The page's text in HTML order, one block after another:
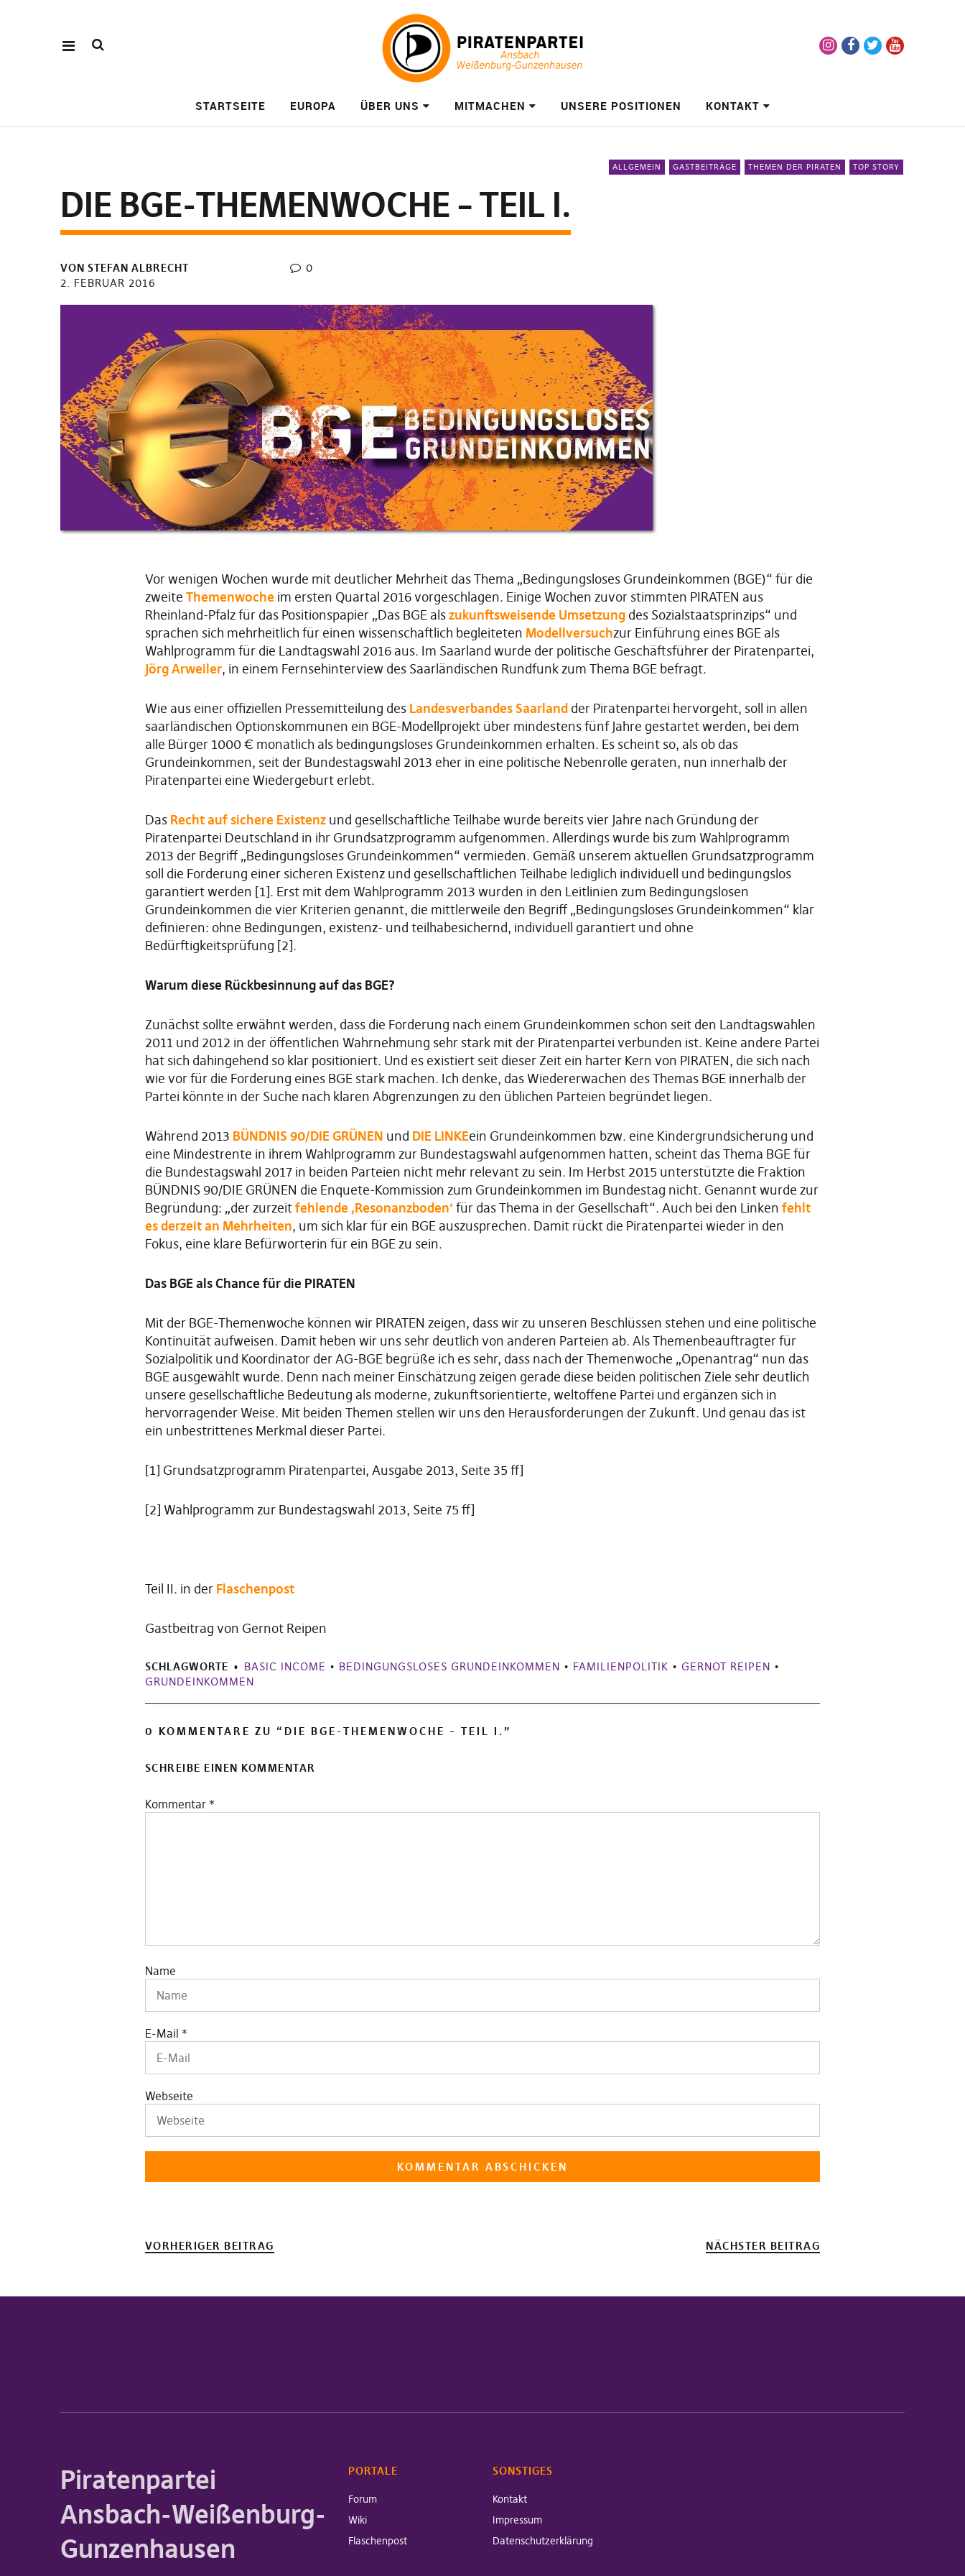
STARTSEITE EUROPA ÜBER UNS MITMACHEN UNSERE POSITIONEN KONTAKT
ALLGEMEIN GASTBEITRÄGE THEMEN DER PIRATEN TOP STORY
DIE BGE-THEMENWOCHE – TEIL I.
VON STEFAN ALBRECHT
2. FEBRUAR 2016
0
Vor wenigen Wochen wurde mit deutlicher Mehrheit das Thema „Bedingungsloses Grundeinkommen (BGE)“ für die
zweite Themenwocheim ersten Quartal 2016 vorgeschlagen. Einige Wochen zuvor stimmten PIRATEN aus
Rheinland-Pfalz für das Positionspapier „Das BGE alszukunftsweisende Umsetzungdes Sozialstaatsprinzips“ und
sprachen sich mehrheitlich für einen wissenschaftlich begleiteten Modellversuchzur Einführung eines BGE als
Wahlprogramm für die Landtagswahl 2016 aus. Im Saarland wurde der politische Geschäftsführer der Piratenpartei,
Jörg Arweiler, in einem Fernsehinterview des Saarländischen Rundfunk zum Thema BGE befragt.
Wie aus einer offiziellen Pressemitteilung des Landesverbandes Saarlandder Piratenpartei hervorgeht, soll in allen
saarländischen Optionskommunen ein BGE-Modellprojekt über mindestens fünf Jahre gestartet werden, bei dem
alle Bürger 1000 € monatlich als bedingungsloses Grundeinkommen erhalten. Es scheint so, als ob das
Grundeinkommen, seit der Bundestagswahl 2013 eher in eine politische Nebenrolle geraten, nun innerhalb der
Piratenpartei eine Wiedergeburt erlebt.
Das Recht auf sichere Existenzund gesellschaftliche Teilhabe wurde bereits vier Jahre nach Gründung der
Piratenpartei Deutschland in ihr Grundsatzprogramm aufgenommen. Allerdings wurde bis zum Wahlprogramm
2013 der Begriff „Bedingungsloses Grundeinkommen“ vermieden. Gemäß unserem aktuellen Grundsatzprogramm
soll die Forderung einer sicheren Existenz und gesellschaftlichen Teilhabe lediglich individuell und bedingungslos
garantiert werden [1]. Erst mit dem Wahlprogramm 2013 wurden in den Leitlinien zum Bedingungslosen
Grundeinkommen die vier Kriterien genannt, die mittlerweile den Begriff „Bedingungsloses Grundeinkommen“ klar
definieren: ohne Bedingungen, existenz- und teilhabesichernd, individuell garantiert und ohne
Bedürftigkeitsprüfung [2].
Warum diese Rückbesinnung auf das BGE?
Zunächst sollte erwähnt werden, dass die Forderung nach einem Grundeinkommen schon seit den Landtagswahlen
2011 und 2012 in der öffentlichen Wahrnehmung sehr stark mit der Piratenpartei verbunden ist. Keine andere Partei
hat sich dahingehend so klar positioniert. Und es existiert seit dieser Zeit ein harter Kern von PIRATEN, die sich nach
wie vor für die Forderung eines BGE stark machen. Ich denke, das Wiedererwachen des Themas BGE innerhalb der
Partei könnte in der Suche nach klaren Abgrenzungen zu den üblichen Parteien begründet liegen.
Während 2013 BÜNDNIS 90/DIE GRÜNEN und DIE LINKEein Grundeinkommen bzw. eine Kindergrundsicherung und
eine Mindestrente in ihrem Wahlprogramm zur Bundestagswahl aufgenommen hatten, scheint das Thema BGE für
die Bundestagswahl 2017 in beiden Parteien nicht mehr relevant zu sein. Im Herbst 2015 unterstützte die Fraktion
BÜNDNIS 90/DIE GRÜNEN die Enquete-Kommission zum Grundeinkommen im Bundestag nicht. Genannt wurde zur
Begründung: „der zurzeitfehlende ,Resonanzboden‘ für das Thema in der Gesellschaft“. Auch bei den Linken fehlt
es derzeit an Mehrheiten, um sich klar für ein BGE auszusprechen. Damit rückt die Piratenpartei wieder in den
Fokus, eine klare Befürworterin für ein BGE zu sein.
Das BGE als Chance für die PIRATEN
Mit der BGE-Themenwoche können wir PIRATEN zeigen, dass wir zu unseren Beschlüssen stehen und eine politische
Kontinuität aufweisen. Damit heben wir uns sehr deutlich von anderen Parteien ab. Als Themenbeauftragter für
Sozialpolitik und Koordinator der AG-BGE begrüße ich es sehr, dass nach der Themenwoche „Openantrag“ nun das
BGE ausgewählt wurde. Denn nach meiner Einschätzung zeigen gerade diese beiden politischen Ziele sehr deutlich
unsere gesellschaftliche Bedeutung als moderne, zukunftsorientierte, weltoffene Partei und ergänzen sich in
hervorragender Weise. Mit beiden Themen stellen wir uns den Herausforderungen der Zukunft. Und genau das ist
ein unbestrittenes Merkmal dieser Partei.
[1] Grundsatzprogramm Piratenpartei, Ausgabe 2013, Seite 35 ff]
[2] Wahlprogramm zur Bundestagswahl 2013, Seite 75 ff]
Teil II. in der Flaschenpost
Gastbeitrag von Gernot Reipen
SCHLAGWORTE BASIC INCOME • BEDINGUNGSLOSES GRUNDEINKOMMEN • FAMILIENPOLITIK • GERNOT REIPEN •
GRUNDEINKOMMEN
0 KOMMENTARE ZU “ DIE BGE-THEMENWOCHE – TEIL I.”
SCHREIBE EINEN KOMMENTAR
Kommentar *
Name
E-Mail *
Webseite
VORHERIGER BEITRAG NÄCHSTER BEITRAG
Piratenpartei
Ansbach-Weißenburg-
Gunzenhausen
PORTALE
Forum
Wiki
Flaschenpost
SONSTIGES
Kontakt
Impressum
Datenschutzerklärung